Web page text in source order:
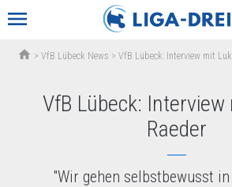
menu
home >VfB Lübeck News >VfB Lübeck: Interview mit
VfB Lübeck: Interview
Raeder
"Wir gehen selbstbewusst